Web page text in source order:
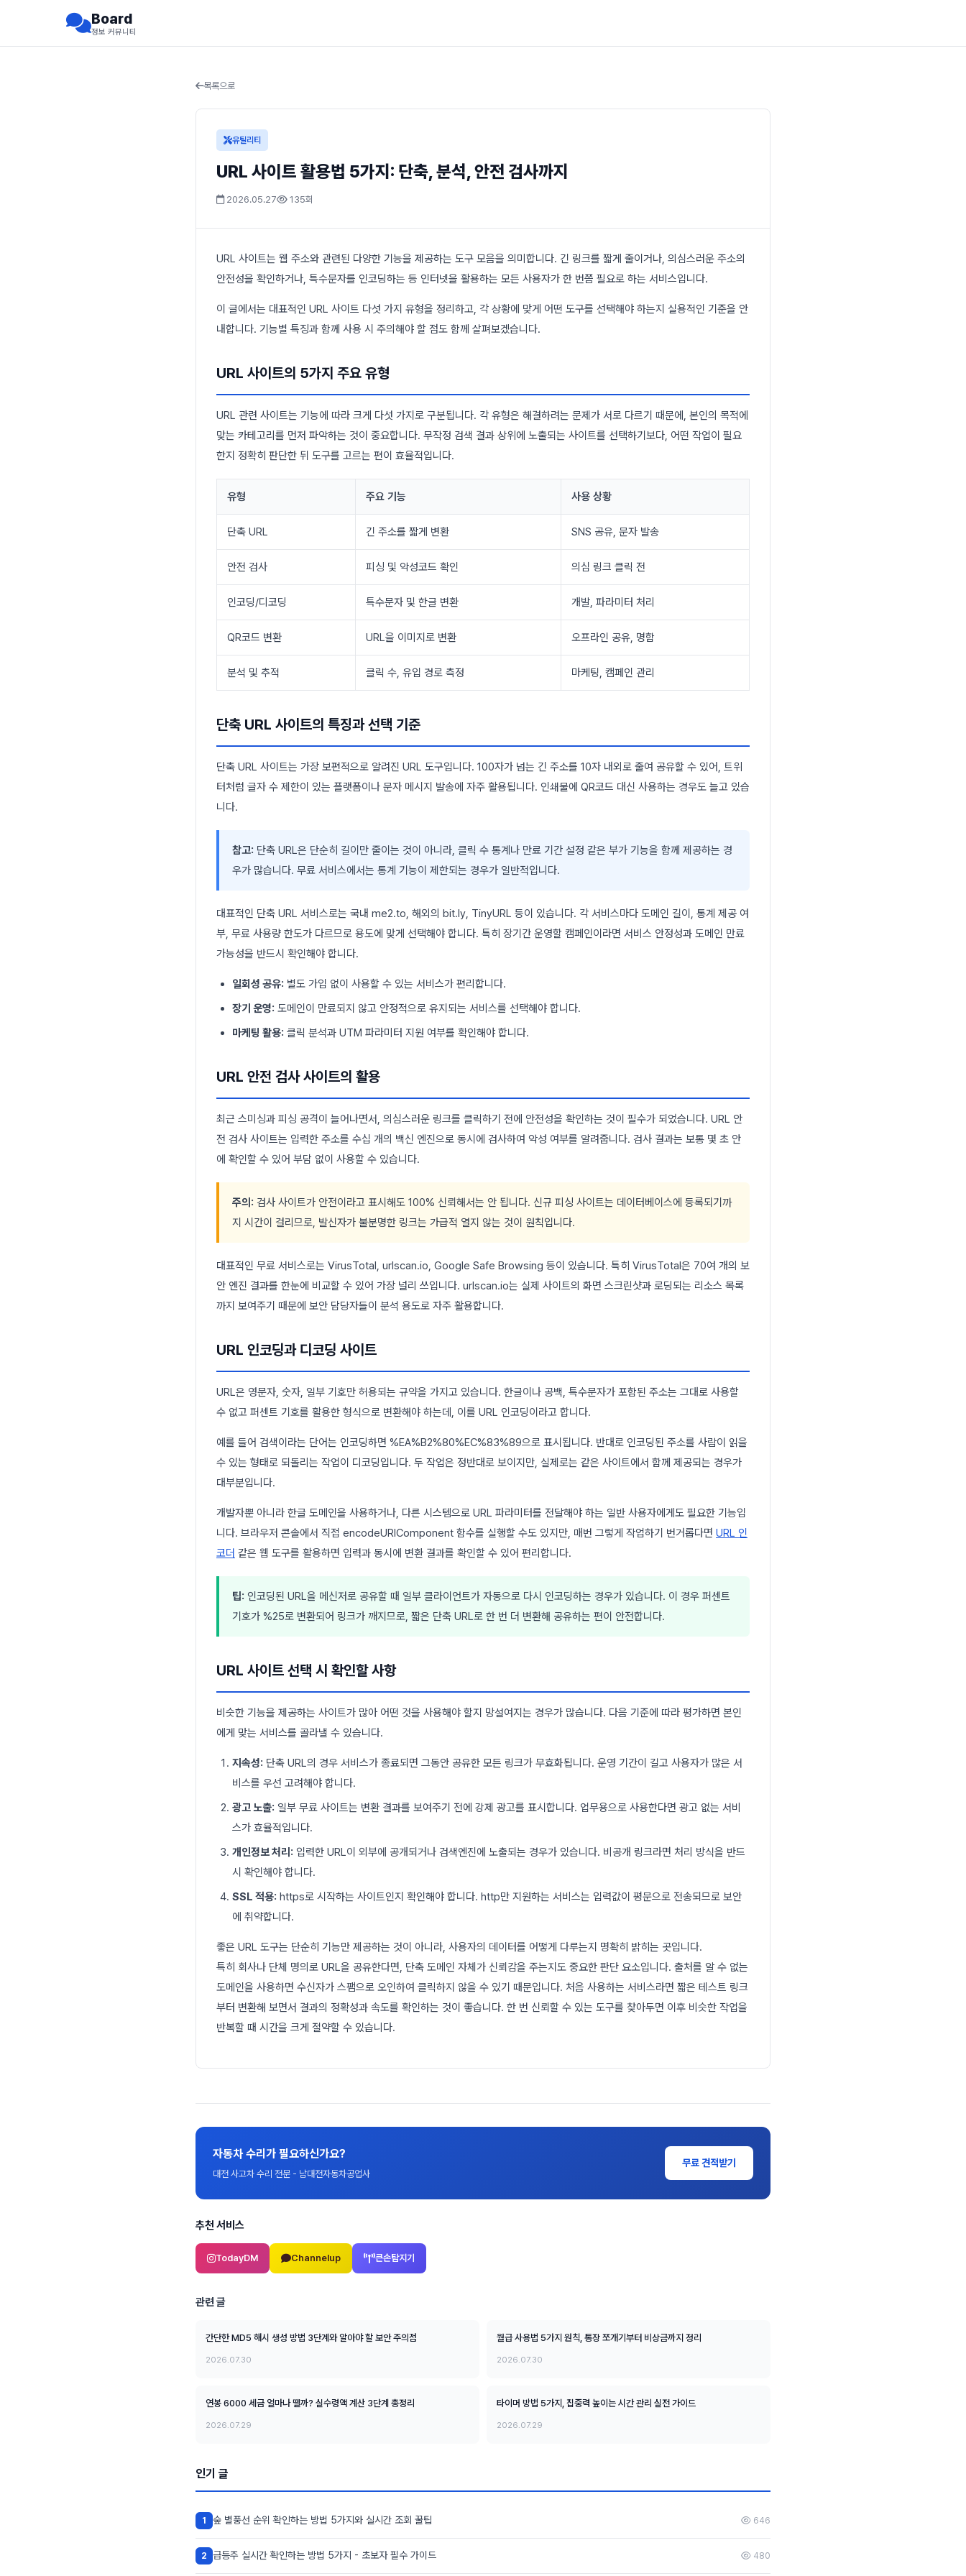
Board
정보 커뮤니티
목록으로
유틸리티
URL 사이트 활용법 5가지: 단축, 분석, 안전 검사까지
2026.05.27 135회
URL 사이트는 웹 주소와 관련된 다양한 기능을 제공하는 도구 모음을 의미합니다. 긴 링크를 짧게 줄이거나, 의심스러운 주소의
안전성을 확인하거나, 특수문자를 인코딩하는 등 인터넷을 활용하는 모든 사용자가 한 번쯤 필요로 하는 서비스입니다.
이 글에서는 대표적인 URL 사이트 다섯 가지 유형을 정리하고, 각 상황에 맞게 어떤 도구를 선택해야 하는지 실용적인 기준을 안
내합니다. 기능별 특징과 함께 사용 시 주의해야 할 점도 함께 살펴보겠습니다.
URL 사이트의 5가지 주요 유형
URL 관련 사이트는 기능에 따라 크게 다섯 가지로 구분됩니다. 각 유형은 해결하려는 문제가 서로 다르기 때문에, 본인의 목적에
맞는 카테고리를 먼저 파악하는 것이 중요합니다. 무작정 검색 결과 상위에 노출되는 사이트를 선택하기보다, 어떤 작업이 필요
한지 정확히 판단한 뒤 도구를 고르는 편이 효율적입니다.
유형 주요 기능 사용 상황
단축 URL 긴 주소를 짧게 변환 SNS 공유, 문자 발송
안전 검사 피싱 및 악성코드 확인 의심 링크 클릭 전
인코딩/디코딩 특수문자 및 한글 변환 개발, 파라미터 처리
QR코드 변환 URL을 이미지로 변환 오프라인 공유, 명함
분석 및 추적 클릭 수, 유입 경로 측정 마케팅, 캠페인 관리
단축 URL 사이트의 특징과 선택 기준
단축 URL 사이트는 가장 보편적으로 알려진 URL 도구입니다. 100자가 넘는 긴 주소를 10자 내외로 줄여 공유할 수 있어, 트위
터처럼 글자 수 제한이 있는 플랫폼이나 문자 메시지 발송에 자주 활용됩니다. 인쇄물에 QR코드 대신 사용하는 경우도 늘고 있습
니다.
참고: 단축 URL은 단순히 길이만 줄이는 것이 아니라, 클릭 수 통계나 만료 기간 설정 같은 부가 기능을 함께 제공하는 경
우가 많습니다. 무료 서비스에서는 통계 기능이 제한되는 경우가 일반적입니다.
대표적인 단축 URL 서비스로는 국내 me2.to, 해외의 bit.ly, TinyURL 등이 있습니다. 각 서비스마다 도메인 길이, 통계 제공 여
부, 무료 사용량 한도가 다르므로 용도에 맞게 선택해야 합니다. 특히 장기간 운영할 캠페인이라면 서비스 안정성과 도메인 만료
가능성을 반드시 확인해야 합니다.
일회성 공유: 별도 가입 없이 사용할 수 있는 서비스가 편리합니다.
장기 운영: 도메인이 만료되지 않고 안정적으로 유지되는 서비스를 선택해야 합니다.
마케팅 활용: 클릭 분석과 UTM 파라미터 지원 여부를 확인해야 합니다.
URL 안전 검사 사이트의 활용
최근 스미싱과 피싱 공격이 늘어나면서, 의심스러운 링크를 클릭하기 전에 안전성을 확인하는 것이 필수가 되었습니다. URL 안
전 검사 사이트는 입력한 주소를 수십 개의 백신 엔진으로 동시에 검사하여 악성 여부를 알려줍니다. 검사 결과는 보통 몇 초 안
에 확인할 수 있어 부담 없이 사용할 수 있습니다.
주의: 검사 사이트가 안전이라고 표시해도 100% 신뢰해서는 안 됩니다. 신규 피싱 사이트는 데이터베이스에 등록되기까
지 시간이 걸리므로, 발신자가 불분명한 링크는 가급적 열지 않는 것이 원칙입니다.
대표적인 무료 서비스로는 VirusTotal, urlscan.io, Google Safe Browsing 등이 있습니다. 특히 VirusTotal은 70여 개의 보
안 엔진 결과를 한눈에 비교할 수 있어 가장 널리 쓰입니다. urlscan.io는 실제 사이트의 화면 스크린샷과 로딩되는 리소스 목록
까지 보여주기 때문에 보안 담당자들이 분석 용도로 자주 활용합니다.
URL 인코딩과 디코딩 사이트
URL은 영문자, 숫자, 일부 기호만 허용되는 규약을 가지고 있습니다. 한글이나 공백, 특수문자가 포함된 주소는 그대로 사용할
수 없고 퍼센트 기호를 활용한 형식으로 변환해야 하는데, 이를 URL 인코딩이라고 합니다.
예를 들어 검색이라는 단어는 인코딩하면 %EA%B2%80%EC%83%89으로 표시됩니다. 반대로 인코딩된 주소를 사람이 읽을
수 있는 형태로 되돌리는 작업이 디코딩입니다. 두 작업은 정반대로 보이지만, 실제로는 같은 사이트에서 함께 제공되는 경우가
대부분입니다.
개발자뿐 아니라 한글 도메인을 사용하거나, 다른 시스템으로 URL 파라미터를 전달해야 하는 일반 사용자에게도 필요한 기능입
니다. 브라우저 콘솔에서 직접 encodeURIComponent 함수를 실행할 수도 있지만, 매번 그렇게 작업하기 번거롭다면 URL 인
코더 같은 웹 도구를 활용하면 입력과 동시에 변환 결과를 확인할 수 있어 편리합니다.
팁: 인코딩된 URL을 메신저로 공유할 때 일부 클라이언트가 자동으로 다시 인코딩하는 경우가 있습니다. 이 경우 퍼센트
기호가 %25로 변환되어 링크가 깨지므로, 짧은 단축 URL로 한 번 더 변환해 공유하는 편이 안전합니다.
URL 사이트 선택 시 확인할 사항
비슷한 기능을 제공하는 사이트가 많아 어떤 것을 사용해야 할지 망설여지는 경우가 많습니다. 다음 기준에 따라 평가하면 본인
에게 맞는 서비스를 골라낼 수 있습니다.
지속성: 단축 URL의 경우 서비스가 종료되면 그동안 공유한 모든 링크가 무효화됩니다. 운영 기간이 길고 사용자가 많은 서
비스를 우선 고려해야 합니다.
광고 노출: 일부 무료 사이트는 변환 결과를 보여주기 전에 강제 광고를 표시합니다. 업무용으로 사용한다면 광고 없는 서비
스가 효율적입니다.
개인정보 처리: 입력한 URL이 외부에 공개되거나 검색엔진에 노출되는 경우가 있습니다. 비공개 링크라면 처리 방식을 반드
시 확인해야 합니다.
SSL 적용: https로 시작하는 사이트인지 확인해야 합니다. http만 지원하는 서비스는 입력값이 평문으로 전송되므로 보안
에 취약합니다.
좋은 URL 도구는 단순히 기능만 제공하는 것이 아니라, 사용자의 데이터를 어떻게 다루는지 명확히 밝히는 곳입니다.
특히 회사나 단체 명의로 URL을 공유한다면, 단축 도메인 자체가 신뢰감을 주는지도 중요한 판단 요소입니다. 출처를 알 수 없는
도메인을 사용하면 수신자가 스팸으로 오인하여 클릭하지 않을 수 있기 때문입니다. 처음 사용하는 서비스라면 짧은 테스트 링크
부터 변환해 보면서 결과의 정확성과 속도를 확인하는 것이 좋습니다. 한 번 신뢰할 수 있는 도구를 찾아두면 이후 비슷한 작업을
반복할 때 시간을 크게 절약할 수 있습니다.
자동차 수리가 필요하신가요?
대전 사고차 수리 전문 - 남대전자동차공업사
무료 견적받기
추천 서비스
TodayDM Channelup 큰손탐지기
관련 글
간단한 MD5 해시 생성 방법 3단계와 알아야 할 보안 주의점
2026.07.30
월급 사용법 5가지 원칙, 통장 쪼개기부터 비상금까지 정리
2026.07.30
연봉 6000 세금 얼마나 뗄까? 실수령액 계산 3단계 총정리
2026.07.29
타이머 방법 5가지, 집중력 높이는 시간 관리 실전 가이드
2026.07.29
인기 글
1 숲 별풍선 순위 확인하는 방법 5가지와 실시간 조회 꿀팁 646
2 급등주 실시간 확인하는 방법 5가지 - 초보자 필수 가이드 480